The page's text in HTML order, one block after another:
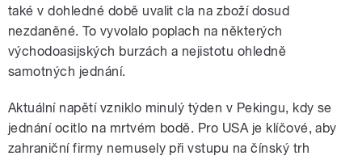
také v dohledné době uvalit cla na zboží dosud
nezdaněné. To vyvolalo poplach na některých
východoasijských burzách a nejistotu ohledně
samotných jednání.
Aktuální napětí vzniklo minulý týden v Pekingu, kdy se
jednání ocitlo na mrtvém bodě. Pro USA je klíčové, aby
zahraniční firmy nemusely při vstupu na čínský trh